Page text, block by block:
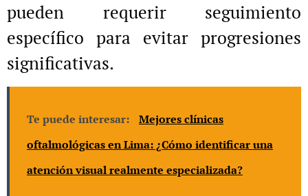
pueden requerir seguimiento
específico para evitar progresiones
significativas.
Te puede interesar:
Mejores clínicas
oftalmológicas en Lima: ¿Cómo identificar una
atención visual realmente especializada?